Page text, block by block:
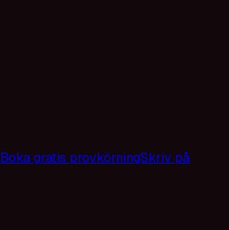
Boka gratis provkörningSkriv på